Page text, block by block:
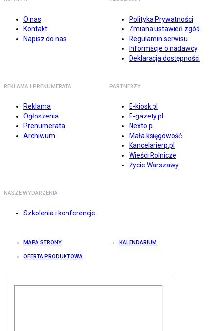
O nas
Kontakt
Napisz do nas
Polityka Prywatności
Zmiana ustawień zgód
Regulamin serwisu
Informacje o nadawcy
Deklaracja dostępności
REKLAMA I PRENUMERATA
Reklama
Ogłoszenia
Prenumerata
Archiwum
PARTNERZY
E-kiosk.pl
E-gazety.pl
Nexto.pl
Mała księgowość
Kancelarierp.pl
Wieści Rolnicze
Życie Warszawy
NASZE WYDARZENIA
Szkolenia i konferencje
MAPA STRONY KALENDARIUM
OFERTA PRODUKTOWA